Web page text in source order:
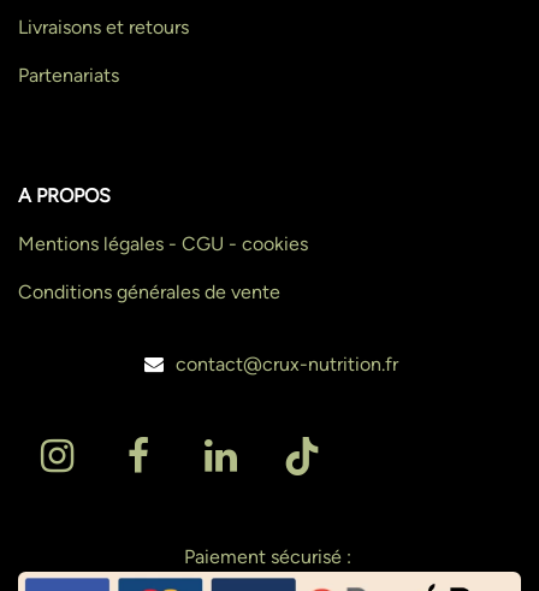
contact@crux-nutrition.fr
Paiement sécurisé :
Livraisons et retours
Partenariats
A PROPOS
Mentions légales - CGU - cookies
Conditions générales de vente